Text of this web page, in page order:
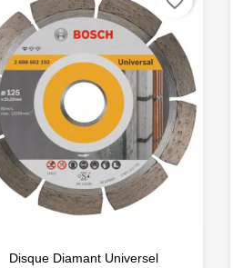
Disque Diamant Universel